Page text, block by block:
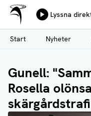
Hoppa
till
huvudinnehåll
Ålands Radio & TV
Lyssna
Start
Nyheter
Gunell:
Rosella